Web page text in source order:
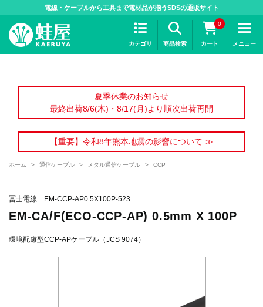
電線・ケーブルから工具まで電材品が揃うSDSの通販サイト
カテゴリ 商品検索
0
カート メニュー
夏季休業のお知らせ
最終出荷8/6(木)・8/17(月)より順次出荷再開
【重要】令和8年熊本地震の影響について ≫
ホーム > 通信ケーブル > メタル通信ケーブル > CCP
冨士電線 EM-CCP-AP0.5X100P-523
EM-CA/F(ECO-CCP-AP) 0.5mm X 100P
環境配慮型CCP-APケーブル（JCS 9074）